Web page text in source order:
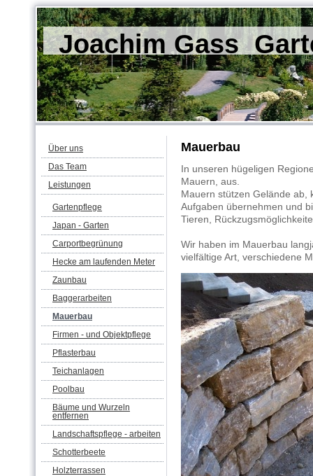
Joachim Gass
Über uns
Das Team
Leistungen
Gartenpflege
Japan - Garten
Carportbegrünung
Hecke am laufenden Meter
Zaunbau
Baggerarbeiten
Mauerbau
Firmen - und Objektpflege
Pflasterbau
Teichanlagen
Poolbau
Bäume und Wurzeln
entfernen
Landschaftspflege - arbeiten
Schotterbeete
Holzterrassen
Mauerbau
In unseren hügeligen
Mauern, aus.
Mauern stützen Gelände ab,
Aufgaben übernehmen und
Tieren,
Wir haben im Mauerbau
vielfältige Art, verschiedene